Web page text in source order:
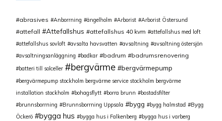
abrasives Anborrning ängelholm Arborist Arborist Östersund
attefall Attefallshus attefallshus 40 kvm
attefallshus med loft
attefallshus sovloft
avsalta havsvatten avsaltning
avsaltning östersjön
avsaltningsanläggning
badkar badrum badrumsrenovering
batteri till solceller bergvärme bergvärmepump
bergvärmepump stockholm bergvärme service stockholm bergvärme
installation stockholm
bohagsflytt borra brunn
bostadsfilter
brunnsborrning
Brunnsborrning Uppsala bygg bygg halmstad
Bygg
Öckerö
bygga hus bygga hus i Falkenberg bygga hus i varberg